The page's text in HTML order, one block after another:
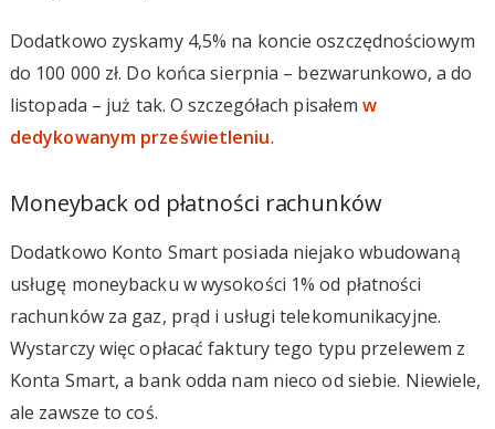
Dodatkowo zyskamy 4,5% na koncie oszczędnościowym
do 100 000 zł. Do końca sierpnia – bezwarunkowo, a do
listopada – już tak. O szczegółach pisałemw
dedykowanym prześwietleniu.
Moneyback od płatności rachunków
Dodatkowo Konto Smart posiada niejako wbudowaną
usługę moneybacku w wysokości 1% od płatności
rachunków za gaz, prąd i usługi telekomunikacyjne.
Wystarczy więc opłacać faktury tego typu przelewem z
Konta Smart, a bank odda nam nieco od siebie. Niewiele,
ale zawsze to coś.